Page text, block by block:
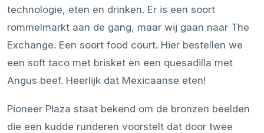
technologie, eten en drinken. Er is een soort
rommelmarkt aan de gang, maar wij gaan naar The
Exchange. Een soort food court. Hier bestellen we
een soft taco met brisket en een quesadilla met
Angus beef. Heerlijk dat Mexicaanse eten!
Pioneer Plaza staat bekend om de bronzen beelden
die een kudde runderen voorstelt dat door twee